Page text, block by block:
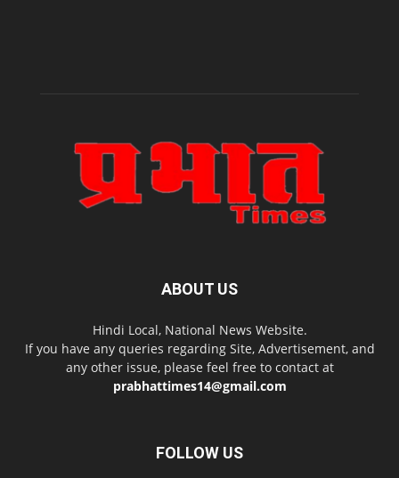
ABOUT US
Hindi Local, National News Website.
If you have any queries regarding Site, Advertisement, and
any other issue, please feel free to contact at
prabhattimes14@gmail.com
FOLLOW US